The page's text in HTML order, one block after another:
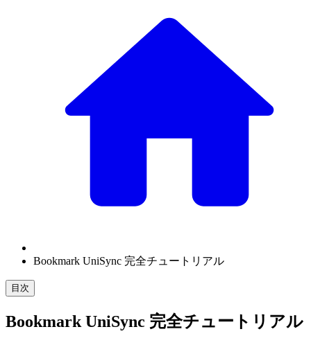
Bookmark UniSync 完全チュートリアル
目次
Bookmark UniSync 完全チュートリアル